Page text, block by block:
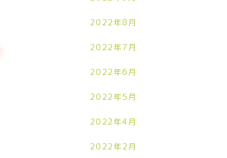
2022年8月
2022年7月
2022年6月
2022年5月
2022年4月
2022年2月